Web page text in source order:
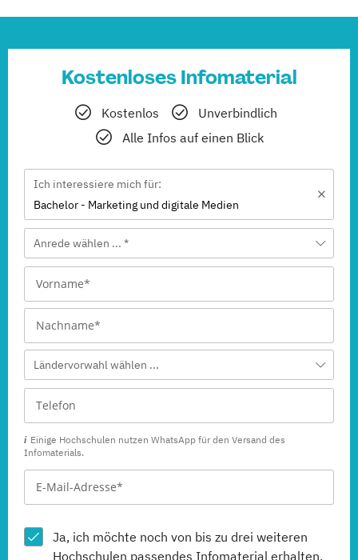
Kostenloses Infomaterial
Kostenlos
Unverbindlich
Alle Infos auf einen Blick
Ich interessiere mich für:
Bachelor - Marketing und digitale Medien
Anrede wählen ... *
Ländervorwahl wählen ...
Einige Hochschulen nutzen WhatsApp für den Versand des
Infomaterials.
Ja, ich möchte noch von bis zu drei weiteren
Hochschulen passendes Infomaterial erhalten.